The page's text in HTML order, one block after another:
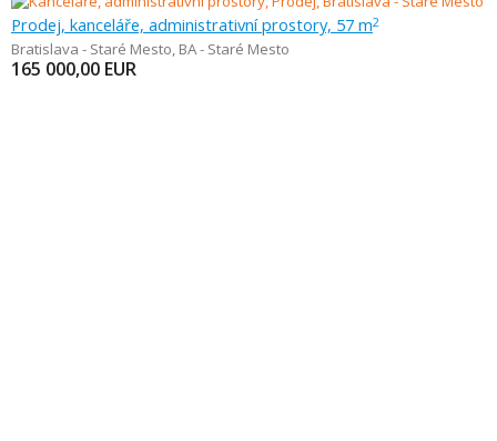
Prodej, kanceláře, administrativní prostory, 57 m2
Bratislava - Staré Mesto, BA - Staré Mesto
165 000,00 EUR